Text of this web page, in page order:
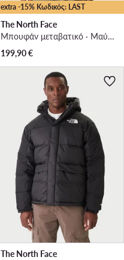
extra -15% Κωδικός: LAST
The North Face
Μπουφάν μεταβατικό · Μαύρο
199,90€
The North Face